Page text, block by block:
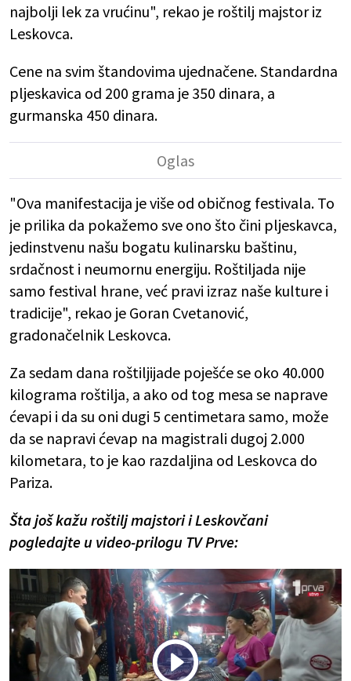
najbolji lek za vrućinu", rekao je roštilj majstor iz
Leskovca.
Cene na svim štandovima ujednačene. Standardna
pljeskavica od 200 grama je 350 dinara, a
gurmanska 450 dinara.
"Ova manifestacija je više od običnog festivala. To
je prilika da pokažemo sve ono što čini pljeskavca,
jedinstvenu našu bogatu kulinarsku baštinu,
srdačnost i neumornu energiju. Roštiljada nije
samo festival hrane, već pravi izraz naše kulture i
tradicije", rekao je Goran Cvetanović,
gradonačelnik Leskovca.
Za sedam dana roštiljijade poješće se oko 40.000
kilograma roštilja, a ako od tog mesa se naprave
ćevapi i da su oni dugi 5 centimetara samo, može
da se napravi ćevap na magistrali dugoj 2.000
kilometara, to je kao razdaljina od Leskovca do
Pariza.
Šta još kažu roštilj majstori i Leskovčani
pogledajte u video-prilogu TV Prve: